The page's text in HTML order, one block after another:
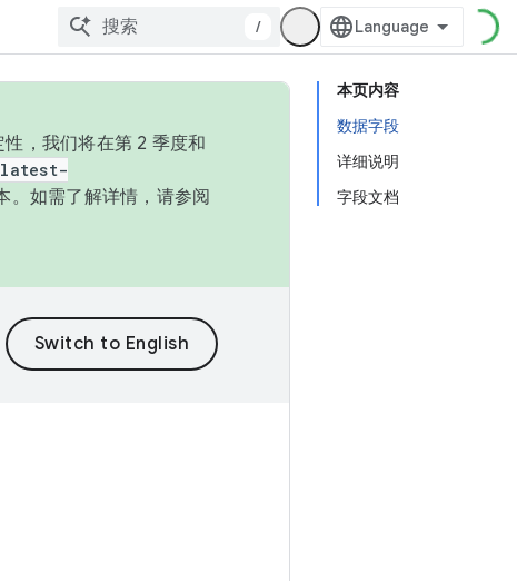
/
本页内容
数据字段
详细说明
字段文档
，我们将在第 2 季度和
。如需了解详情，请参阅